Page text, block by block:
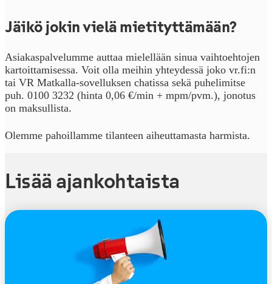
Jäikö jokin vielä mietityttämään?
Asiakaspalvelumme auttaa mielellään sinua vaihtoehtojen
kartoittamisessa. Voit olla meihin yhteydessä joko vr.fi:n
tai VR Matkalla-sovelluksen chatissa sekä puhelimitse
puh. 0100 3232 (hinta 0,06 €/min + mpm/pvm.), jonotus
on maksullista.
Olemme pahoillamme tilanteen aiheuttamasta harmista.
Lisää ajankohtaista